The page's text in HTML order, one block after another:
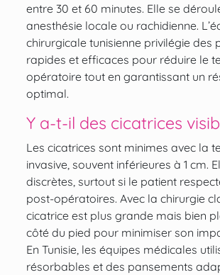
entre 30 et 60 minutes. Elle se
anesthésie locale ou rachidienne.
chirurgicale tunisienne privilégie des
rapides et efficaces pour réduire le
opératoire tout en garantissant un
optimal.
Y a-t-il des cicatrices
Les cicatrices sont minimes avec la
invasive, souvent inférieures à 1 cm.
discrètes, surtout si le patient
post-opératoires. Avec la chirurgie
cicatrice est plus grande mais bien
côté du pied pour minimiser son
En Tunisie, les équipes médicales
résorbables et des pansements